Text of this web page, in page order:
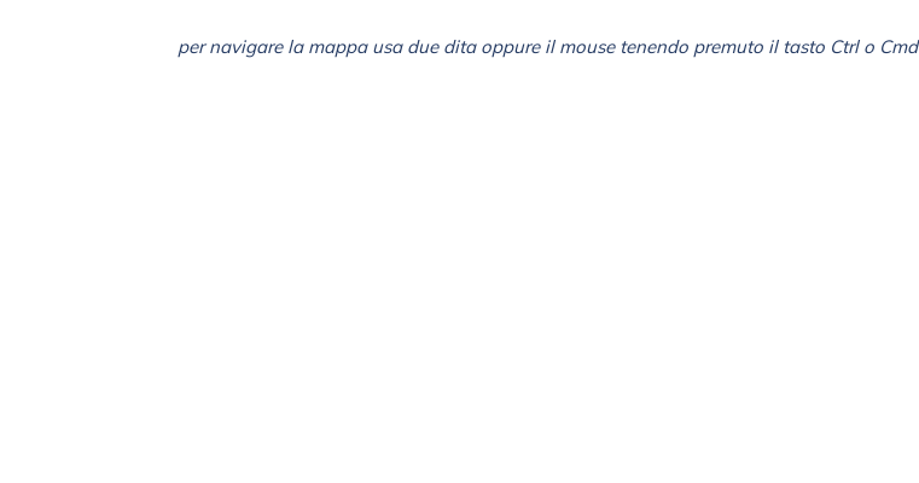
per navigare la mappa usa due dita oppure il mouse tenendo premuto il tasto Ctrl o Cmd